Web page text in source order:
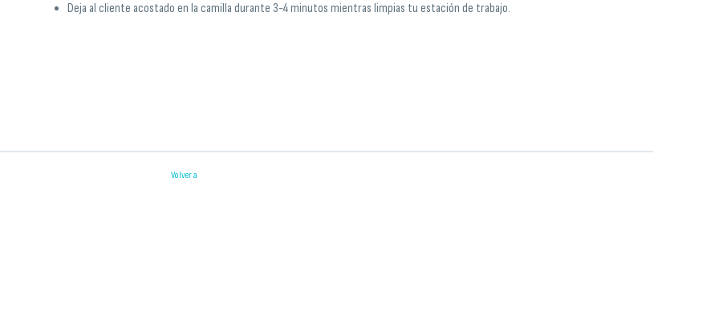
Deja al cliente acostado en la camilla durante 3-4 minutos mientras limpias tu estación de trabajo.
Volver a